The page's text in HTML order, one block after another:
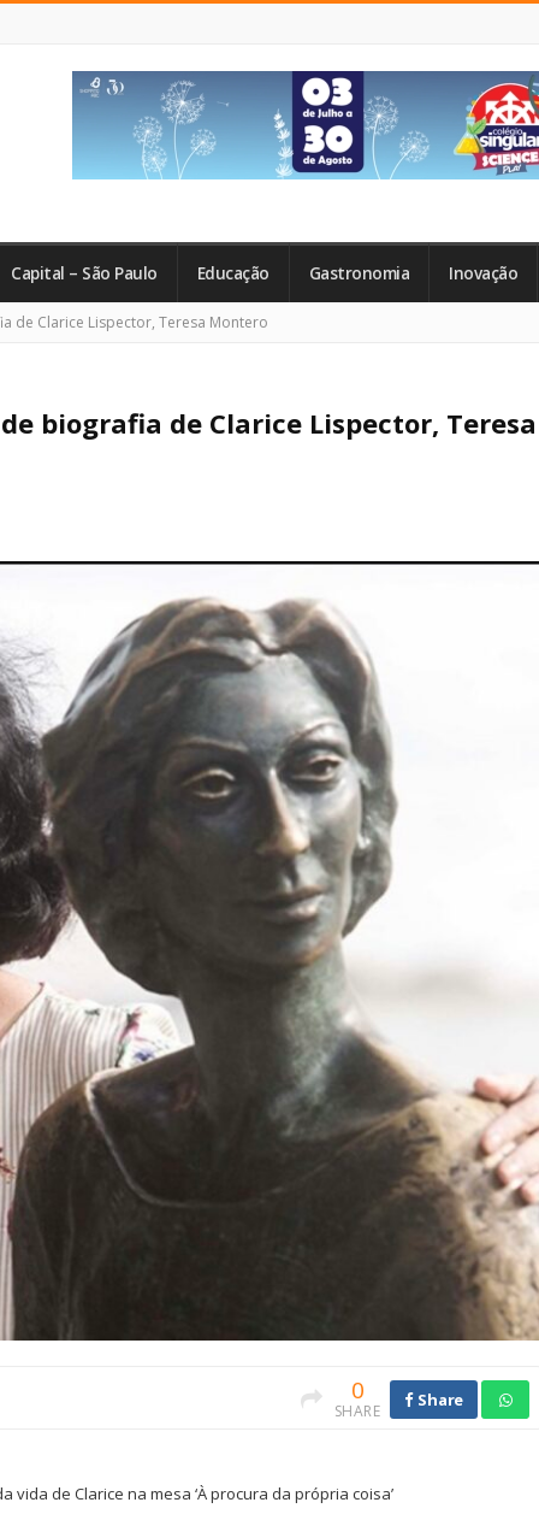
Capital – São Paulo Educação Gastronomia Inovação
de Clarice Lispector, Teresa Montero
biografia de Clarice Lispector, Teresa
0
SHARE
Share
de Clarice na mesa ‘À procura da própria coisa’